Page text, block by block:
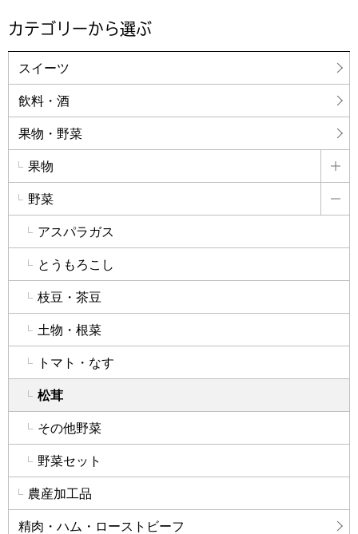
カテゴリーから選ぶ
スイーツ
飲料・酒
果物・野菜
果物
詳
野菜
アスパラガス
とうもろこし
枝豆・茶豆
土物・根菜
トマト・なす
松茸
その他野菜
野菜セット
農産加工品
精肉・ハム・ローストビーフ